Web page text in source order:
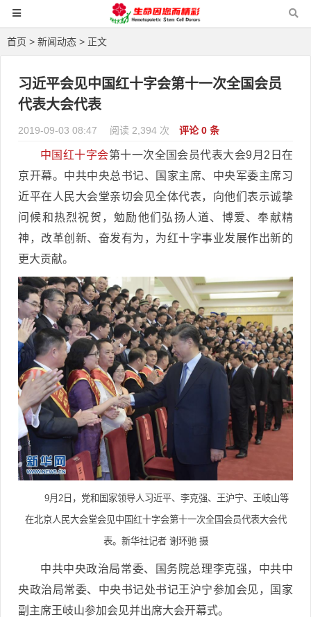
首页 > 新闻动态 > 正文
习近平会见中国红十字会第十一次全国会员
代表大会代表
2019-09-03 08:47 阅读 2,394 次 评论 0 条
中国红十字会第十一次全国会员代表大会9月2日在
京开幕。中共中央总书记、国家主席、中央军委主席习
近平在人民大会堂亲切会见全体代表，向他们表示诚挚
问候和热烈祝贺，勉励他们弘扬人道、博爱、奉献精
神，改革创新、奋发有为，为红十字事业发展作出新的
更大贡献。
9月2日，党和国家领导人习近平、李克强、王沪宁、王岐山等
在北京人民大会堂会见中国红十字会第十一次全国会员代表大会代
表。新华社记者 谢环驰 摄
中共中央政治局常委、国务院总理李克强，中共中
央政治局常委、中央书记处书记王沪宁参加会见，国家
副主席王岐山参加会见并出席大会开幕式。